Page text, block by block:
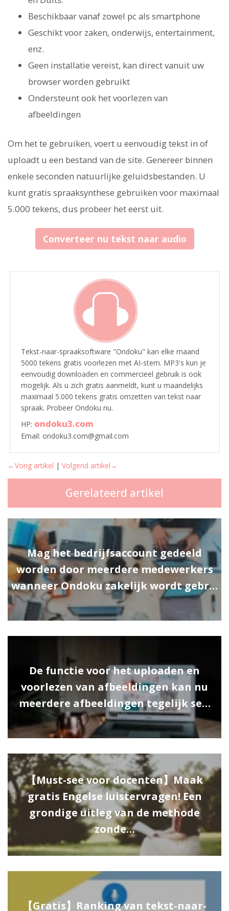
Beschikbaar vanaf zowel pc als smartphone
Geschikt voor zaken, onderwijs, entertainment,
enz.
Geen installatie vereist, kan direct vanuit uw
browser worden gebruikt
Ondersteunt ook het voorlezen van
afbeeldingen
Om het te gebruiken, voert u eenvoudig tekst in of
uploadt u een bestand van de site. Genereer binnen
enkele seconden natuurlijke geluidsbestanden. U
kunt gratis spraaksynthese gebruiken voor maximaal
5.000 tekens, dus probeer het eerst uit.
Converteer nu tekst naar audio
Tekst-naar-spraaksoftware "Ondoku" kan elke maand
5000 tekens gratis voorlezen met AI-stem. MP3's kun je
eenvoudig downloaden en commercieel gebruik is ook
mogelijk. Als u zich gratis aanmeldt, kunt u maandelijks
maximaal 5.000 tekens gratis omzetten van tekst naar
spraak. Probeer Ondoku nu.
HP: ondoku3.com
Email: ondoku3.com@gmail.com
←Vorig artikel | Volgend artikel→
Gerelateerd artikel
Mag het bedrijfsaccount gedeeld
worden door meerdere medewerkers
wanneer Ondoku zakelijk wordt gebr…
De functie voor het uploaden en
voorlezen van afbeeldingen kan nu
meerdere afbeeldingen tegelijk se…
【Must-see voor docenten】Maak
gratis Engelse luistervragen! Een
grondige uitleg van de methode
zonde…
【Gratis】Ranking van tekst-naar-